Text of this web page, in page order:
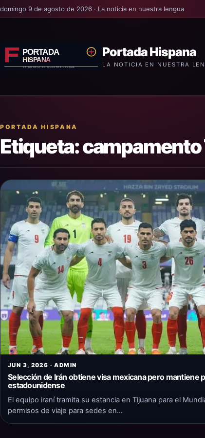
domingo 9 de agosto de 2026 · La noticia en nuestra lengua
Portada Hispana
LA NOTICIA EN NUESTRA
PORTADA HISPANA
Etiqueta:
JUN 3, 2026 · ADMIN
Selección de Irán obtiene visa mexicana pero mantiene
estadounidense
El equipo iraní tramita su estancia en Tijuana para el
permisos de viaje para sedes en…